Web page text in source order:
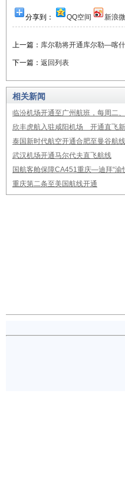
分享到： QQ空间 新浪
上一篇： 库尔勒将开通库尔勒—喀
下一篇： 返回列表
相关新闻
临汾机场开通至广州航班，每周二
欣丰虎航入驻咸阳机场 开通直飞
泰国新时代航空开通合肥至曼谷航线
武汉机场开通马尔代夫直飞航线
国航客舱保障CA451重庆—迪拜“渝
重庆第二条至美国航线开通